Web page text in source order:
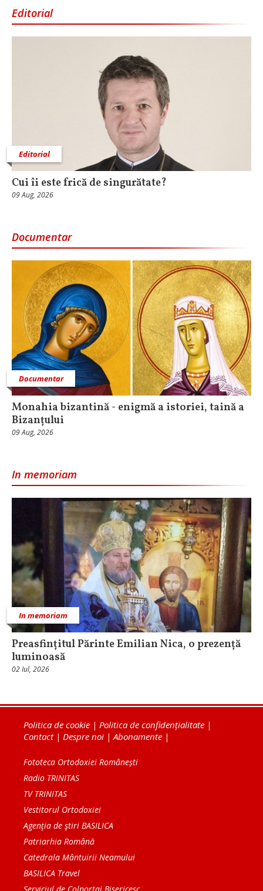
Editorial
Editorial
Cui îi este frică de singurătate?
09 Aug, 2026
Documentar
Documentar
Monahia bizantină - enigmă a istoriei, taină a
Bizanțului
09 Aug, 2026
In memoriam
In memoriam
Preasfințitul Părinte Emilian Nica, o prezență
luminoasă
02 Iul, 2026
Politica de cookie | Politica de confidențialitate |
Contact| Despre noi |Abonamente |
Fototeca Ortodoxiei Românești
Radio TRINITAS
TV TRINITAS
Vestitorul Ortodoxiei
Agenţia de ştiri BASILICA
Patriarhia Română
Catedrala Mântuirii Neamului
BASILICA Travel